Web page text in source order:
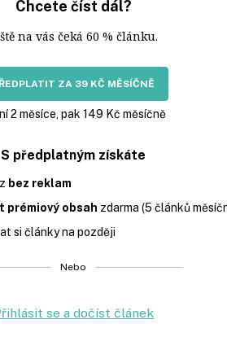
Chcete číst dál?
na vás čeká 60 % článku.
ZA 39 KČ MĚSÍČNĚ
2 měsíce, pak 149 Kč měsíčně
S předplatným získáte
bez reklam
prémiový obsah zdarma (5 článků
si články na později
Nebo
se a dočíst článek